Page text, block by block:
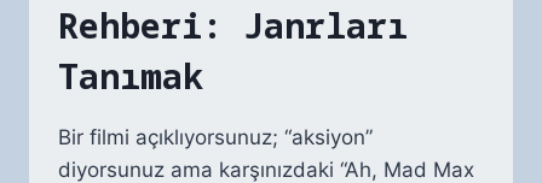
Rehberi: Janrları
Tanımak
Bir filmi açıklıyorsunuz; “aksiyon”
diyorsunuz ama karşınızdaki “Ah, Mad Max